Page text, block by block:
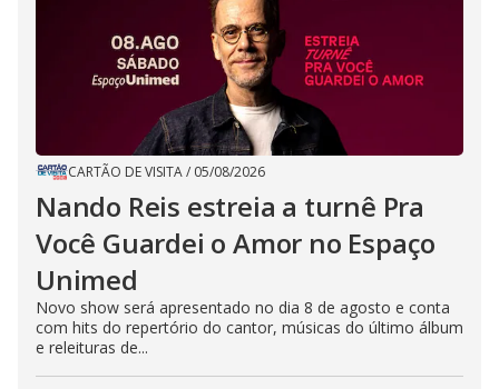
CARTÃO DE VISITA/ 05/08/2026
Nando Reis estreia a turnê Pra
Você Guardei o Amor no Espaço
Unimed
Novo show será apresentado no dia 8 de agosto e conta
com hits do repertório do cantor, músicas do último álbum
e releituras de...